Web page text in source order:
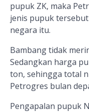
pupuk ZK, maka
jenis pupuk
negara itu.
Bambang tidak
Sedangkan harga
ton, sehingga total
Petrogres bulan
Pengapalan pupuk